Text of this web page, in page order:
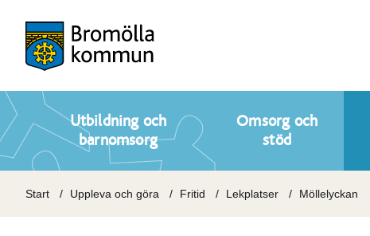
Utbildning och
barnomsorg
Omsorg och
stöd
Start Uppleva och göra Fritid Lekplatser Möllelyckan